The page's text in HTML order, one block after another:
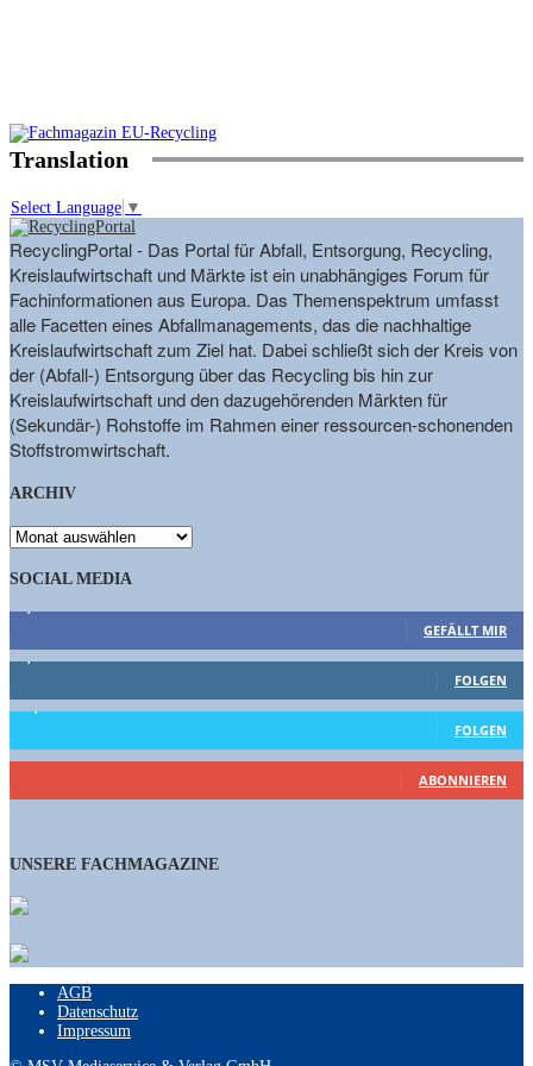
Translation
Select Language ▼
RecyclingPortal - Das Portal für Abfall, Entsorgung, Recycling,
Kreislaufwirtschaft und Märkte ist ein unabhängiges Forum für
Fachinformationen aus Europa. Das Themenspektrum umfasst
alle Facetten eines Abfallmanagements, das die nachhaltige
Kreislaufwirtschaft zum Ziel hat. Dabei schließt sich der Kreis von
der (Abfall-) Entsorgung über das Recycling bis hin zur
Kreislaufwirtschaft und den dazugehörenden Märkten für
(Sekundär-) Rohstoffe im Rahmen einer ressourcen-schonenden
Stoffstromwirtschaft.
ARCHIV
ARCHIV
SOCIAL MEDIA
GEFÄLLT MIR
1,662 Follower
FOLGEN
15,658 Follower
FOLGEN
460 Abonnenten
ABONNIEREN
UNSERE FACHMAGAZINE
AGB
Datenschutz
Impressum